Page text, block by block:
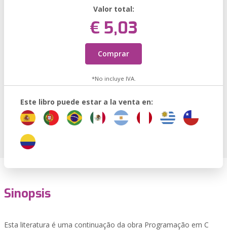
Valor total:
€ 5,03
Comprar
*No incluye IVA.
Este libro puede estar a la venta en:
Sinopsis
Esta literatura é uma continuação da obra Programação em C